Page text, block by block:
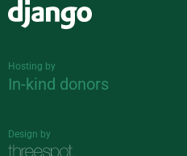
Hosting by
In-kind donors
Design by